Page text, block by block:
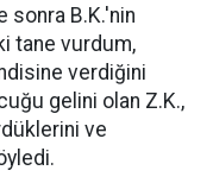
sonra B.K.'nin
tane vurdum,
verdiğini
gelini olan Z.K.,
ve